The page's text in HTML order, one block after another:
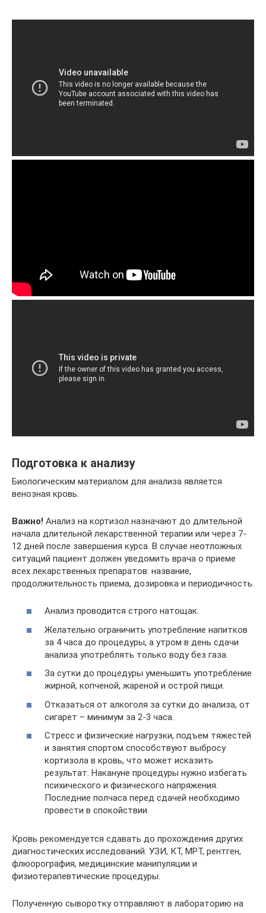
Подготовка к анализу
Биологическим материалом для анализа является
венозная кровь.
Важно! Анализ на кортизол назначают до длительной
начала длительной лекарственной терапии или через 7-
12 дней после завершения курса. В случае неотложных
ситуаций пациент должен уведомить врача о приеме
всех лекарственных препаратов: название,
продолжительность приема, дозировка и периодичность.
Анализ проводится строго натощак.
Желательно ограничить употребление напитков
за 4 часа до процедуры, а утром в день сдачи
анализа употреблять только воду без газа.
За сутки до процедуры уменьшить употребление
жирной, копченой, жареной и острой пищи.
Отказаться от алкоголя за сутки до анализа, от
сигарет – минимум за 2-3 часа.
Стресс и физические нагрузки, подъем тяжестей
и занятия спортом способствуют выбросу
кортизола в кровь, что может исказить
результат. Накануне процедуры нужно избегать
психического и физического напряжения.
Последние полчаса перед сдачей необходимо
провести в спокойствии.
Кровь рекомендуется сдавать до прохождения других
диагностических исследований: УЗИ, КТ, МРТ, рентген,
флюорография, медицинские манипуляции и
физиотерапевтические процедуры.
Полученную сыворотку отправляют в лабораторию на